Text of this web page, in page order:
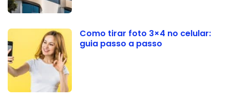
Como tirar foto 3×4 no celular:
guia passo a passo